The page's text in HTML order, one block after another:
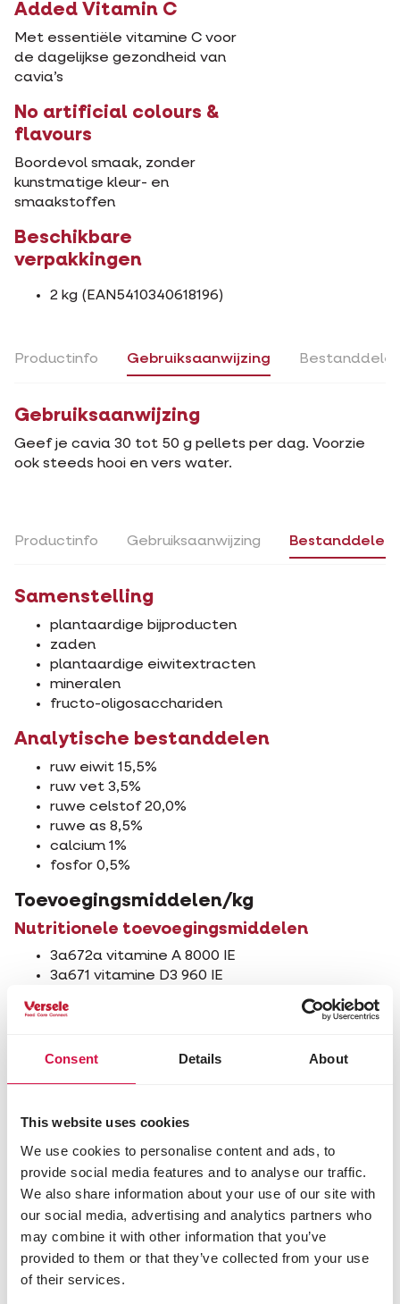
Consent Details About
This website uses cookies
We use cookies to personalise content and ads, to
provide social media features and to analyse our traffic.
We also share information about your use of our site with
our social media, advertising and analytics partners who
may combine it with other information that you’ve
provided to them or that they’ve collected from your use
of their services.
Added Vitamin C
Met essentiële vitamine C voor
de dagelijkse gezondheid van
cavia’s
No artificial colours &
flavours
Boordevol smaak, zonder
kunstmatige kleur- en
smaakstoffen
Beschikbare
verpakkingen
2 kg (EAN5410340618196)
Productinfo Gebruiksaanwijzing
Gebruiksaanwijzing
Geef je cavia 30 tot 50 g pellets per dag. Voorzie
ook steeds hooi en vers water.
Productinfo Gebruiksaanwijzing Bestanddelen
Samenstelling
plantaardige bijproducten
zaden
plantaardige eiwitextracten
mineralen
fructo-oligosacchariden
Analytische bestanddelen
ruw eiwit 15,5%
ruw vet 3,5%
ruwe celstof 20,0%
ruwe as 8,5%
calcium 1%
fosfor 0,5%
Toevoegingsmiddelen/kg
Nutritionele toevoegingsmiddelen
3a672a vitamine A 8000 IE
3a671 vitamine D3 960 IE
vitamine C 250 mg
3b202 (jodium) 1,6 mg
Technologische toevoegingsmiddelen
antioxidanten
conserveermiddelen
bindmiddelen: 1g562 (sepioliet) 1133 mg